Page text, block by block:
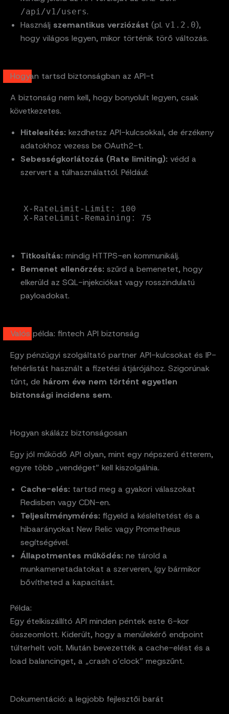
/api/v1/users.
Használj szemantikus verziózást (pl. v1.2.0),
hogy világos legyen, mikor történik törő változás.
Hogyan tartsd biztonságban az API-t
A biztonság nem kell, hogy bonyolult legyen, csak
következetes.
Hitelesítés: kezdhetsz API-kulcsokkal, de érzékeny
adatokhoz vezess be OAuth2-t.
Sebességkorlátozás (Rate limiting): védd a
szervert a túlhasználattól. Például:
X-RateLimit-Limit: 100
X-RateLimit-Remaining: 75
Titkosítás: mindig HTTPS-en kommunikálj.
Bemenet ellenőrzés: szűrd a bemenetet, hogy
elkerüld az SQL-injekciókat vagy rosszindulatú
payloadokat.
Valós példa: fintech API biztonság
Egy pénzügyi szolgáltató partner API-kulcsokat és IP-
fehérlistát használt a fizetési átjárójához. Szigorúnak
tűnt, de három éve nem történt egyetlen
biztonsági incidens sem.
Hogyan skálázz biztonságosan
Egy jól működő API olyan, mint egy népszerű étterem,
egyre több „vendéget” kell kiszolgálnia.
Cache-elés: tartsd meg a gyakori válaszokat
Redisben vagy CDN-en.
Teljesítménymérés: figyeld a késleltetést és a
hibaarányokat New Relic vagy Prometheus
segítségével.
Állapotmentes működés: ne tárold a
munkamenetadatokat a szerveren, így bármikor
bővítheted a kapacitást.
Példa:
Egy ételkiszállító API minden péntek este 6-kor
összeomlott. Kiderült, hogy a menülekérő endpoint
túlterhelt volt. Miután bevezették a cache-elést és a
load balancinget, a „crash o’clock” megszűnt.
Dokumentáció: a legjobb fejlesztői barát